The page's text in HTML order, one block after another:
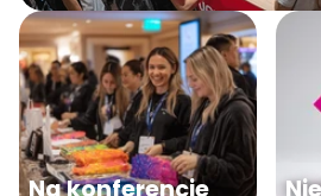
Na konferencje